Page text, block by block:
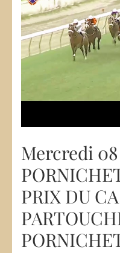
Mercredi
PRIX DU